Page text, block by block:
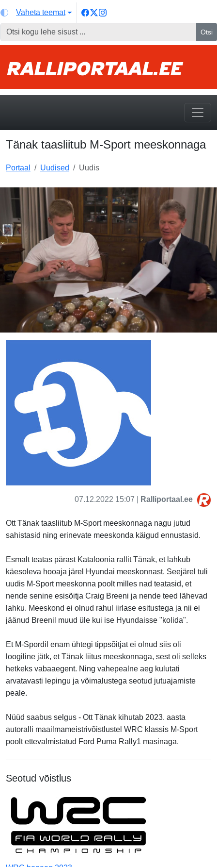
Vaheta teemat
Otsi
Tänak taasliitub M-Sport meeskonnaga
Portaal Uudised Uudis
07.12.2022 15:07 | Ralliportaal.ee
Ott Tänak taasliitub M-Sport meeskonnaga nagu jutud
sahistasid ning erinevate meeskonda käigud ennustasid.
Esmalt teatas pärast Kataloonia rallit Tänak, et lahkub
käesoleva hooaja järel Hyundai meeskonnast. Seejärel tuli
uudis M-Sport meeskonna poolt milles nad teatasid, et
nende senine esisõitja Craig Breeni ja nende teed lähevad
lahku. Meeskond ei olnud rahul iirlase esitustega ja nii ei
jäänud Breenil muud üle kui ise Hyundaisse "kolida".
Et M-Spordil enam ühtegi tippsõitjat ei olnud siis oli
loogiline jätk, et Tänak liitus meeskonnaga, sest oli selleks
hetkeks vabaaegent. Ning vahepealne aeg kulutati
arvatavasti lepingu ja võimalustega seotud jutuajamiste
peale.
Nüüd saabus selgus - Ott Tänak kihutab 2023. aasta
autoralli maailmameistrivõistlustel WRC klassis M-Sport
poolt ettevalmistatud Ford Puma Rally1 masinaga.
Seotud võistlus